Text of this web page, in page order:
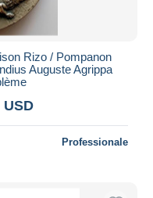
Rizo / Pompanon
Auguste Agrippa
USD
Professionale